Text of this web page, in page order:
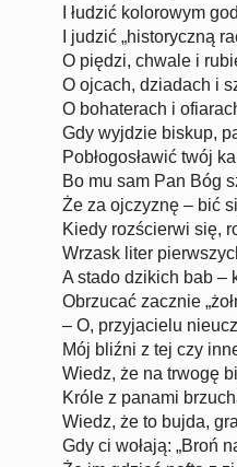
I łudzić kolorowym
I judzić „historyczną
O piędzi, chwale i
O ojcach, dziadach i
O bohaterach i
Gdy wyjdzie biskup,
Pobłogosławić twój
Bo mu sam Pan Bóg
Że za ojczyznę – bić
Kiedy rozścierwi się,
Wrzask liter
A stado dzikich bab –
Obrzucać zacznie
– O, przyjacielu
Mój bliźni z tej czy
Wiedz, że na trwogę
Króle z panami
Wiedz, że to bujda,
Gdy ci wołają: „Broń